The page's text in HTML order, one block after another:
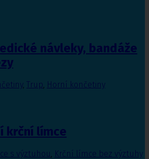
návleky, bandáže
, Trup, Horní končetiny
krční límce
s výztuhou Krční límce bez výztuhy